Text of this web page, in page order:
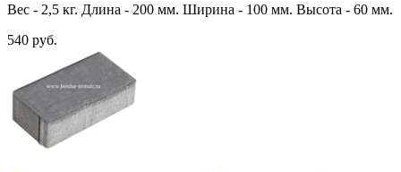
Вес - 2,5 кг. Длина - 200 мм. Ширина - 100 мм. Высота - 60 мм.
540 руб.